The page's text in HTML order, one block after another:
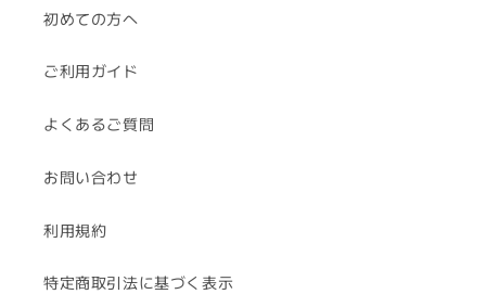
初めての方へ
ご利用ガイド
よくあるご質問
お問い合わせ
利用規約
特定商取引法に基づく表示